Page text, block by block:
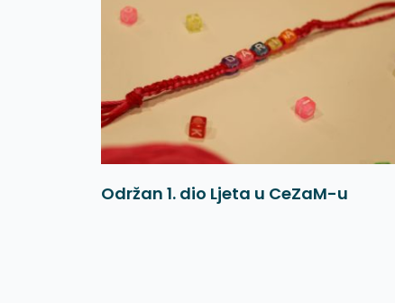
Održan 1. dio Ljeta u CeZaM-u